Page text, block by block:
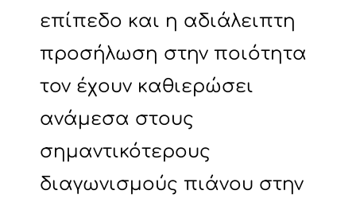
επίπεδο και η αδιάλειπτη
προσήλωση στην ποιότητα
τον έχουν καθιερώσει
ανάμεσα στους
σημαντικότερους
διαγωνισμούς πιάνου στην